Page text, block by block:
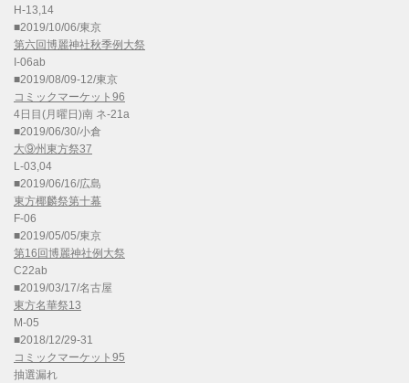
H-13,14
■2019/10/06/東京
第六回博麗神社秋季例大祭
I-06ab
■2019/08/09-12/東京
コミックマーケット96
4日目(月曜日)南 ネ-21a
■2019/06/30/小倉
大⑨州東方祭37
L-03,04
■2019/06/16/広島
東方椰麟祭第十幕
F-06
■2019/05/05/東京
第16回博麗神社例大祭
C22ab
■2019/03/17/名古屋
東方名華祭13
M-05
■2018/12/29-31
コミックマーケット95
抽選漏れ